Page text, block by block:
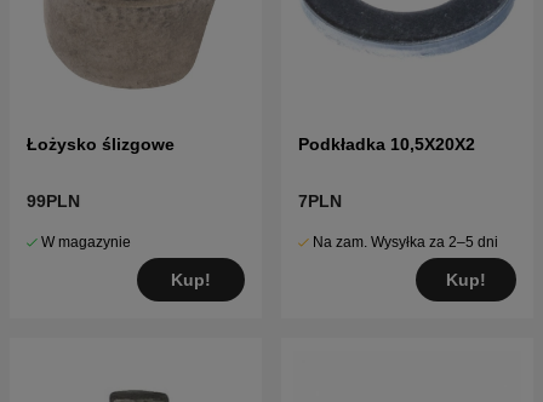
Łożysko ślizgowe
99PLN
W magazynie
Kup!
Podkładka 10,5X20X2
7PLN
Na zam. Wysyłka za 2–5 dni
Kup!